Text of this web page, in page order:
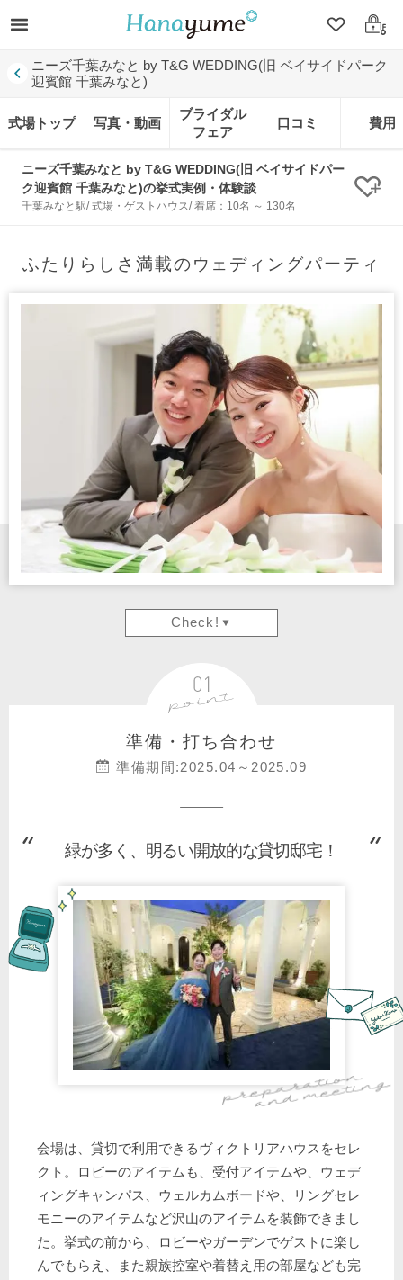
クリップ
ログ
ニーズ千葉みなと by T&G WEDDING(旧 ベイサイドパーク
迎賓館 千葉みなと)
式場トップ 写真・動画
ブライダル
フェア
口コミ 費用
ニーズ千葉みなと by T&G WEDDING(旧 ベイサイドパー
ク迎賓館 千葉みなと)の挙式実例・体験談
千葉みなと駅/ 式場・ゲストハウス/ 着席：10名 ～ 130名 ク
ふたりらしさ満載のウェディングパーティ
Check!
準備・打ち合わせ
準備期間:2025.04～2025.09
緑が多く、明るい開放的な貸切邸宅！
会場は、貸切で利用できるヴィクトリアハウスをセレ
クト。ロビーのアイテムも、受付アイテムや、ウェデ
ィングキャンパス、ウェルカムボードや、リングセレ
モニーのアイテムなど沢山のアイテムを装飾できまし
た。挙式の前から、ロビーやガーデンでゲストに楽し
んでもらえ、また親族控室や着替え用の部屋なども完